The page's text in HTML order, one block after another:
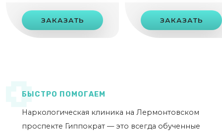
ЗАКАЗАТЬ ЗАКАЗАТЬ
БЫСТРО ПОМОГАЕМ
Наркологическая клиника на Лермонтовском
проспекте Гиппократ — это всегда обученные